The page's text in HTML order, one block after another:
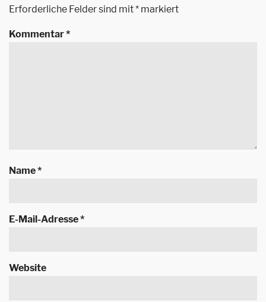
Erforderliche Felder sind mit* markiert
Kommentar*
Name*
E-Mail-Adresse*
Website